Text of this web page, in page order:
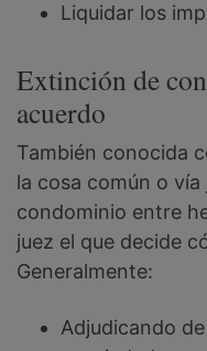
Liquidar los
Extinción de
acuerdo
También conocida
la cosa común o
condominio entre
juez el que decide
Generalmente:
Adjudicando